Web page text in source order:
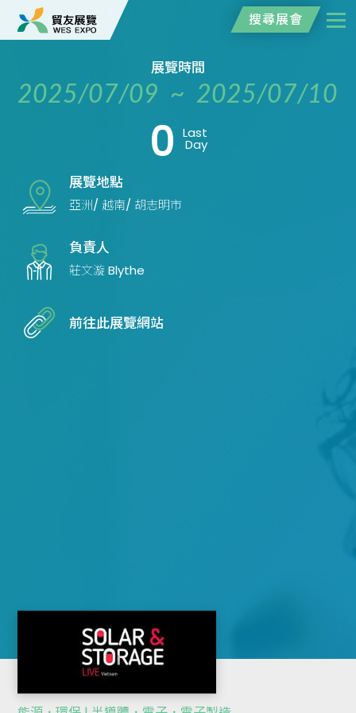
搜尋展會
展覽時間
2025/07/09 ~ 2025/07/10
0 Last
Day
展覽地點
亞洲/ 越南/ 胡志明市
負責人
莊文漩 Blythe
前往此展覽網站